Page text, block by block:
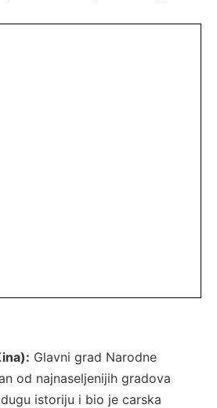
Glavni grad Narodne
od najnaseljenijih gradova
istoriju i bio je carska